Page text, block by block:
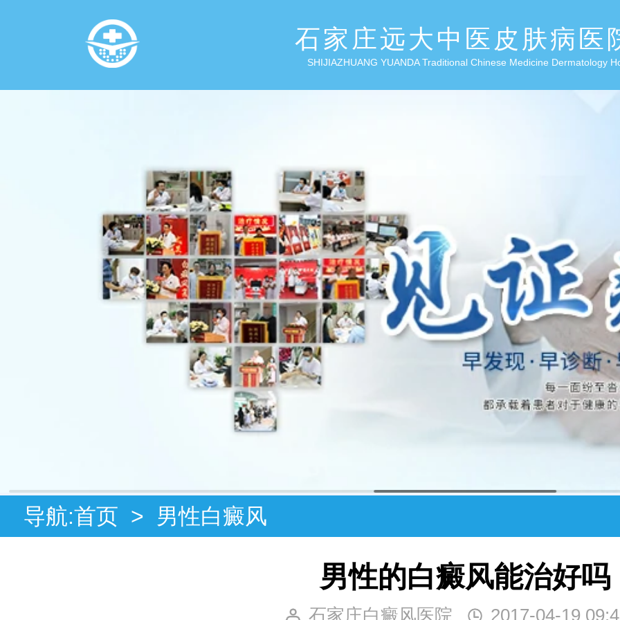
石家庄远大中医皮肤病医
SHIJIAZHUANG YUANDA Traditional Chinese Medicine Dermatology
导航:首页 > 男性白癜风
男性的白癜风能治好吗
石家庄白癜风医院 2017-04-19